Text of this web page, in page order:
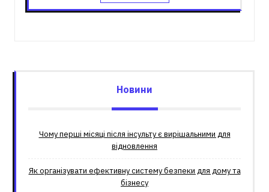
Новини
Чому перші місяці після інсульту є вирішальними для
відновлення
Як організувати ефективну систему безпеки для дому та
бізнесу